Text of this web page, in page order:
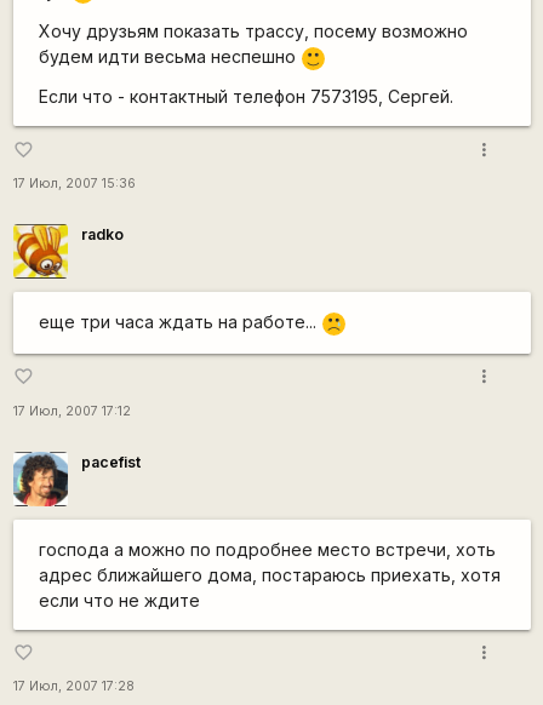
Хочу друзьям показать трассу, посему возможно
будем идти весьма неспешно
:)
Если что - контактный телефон 7573195, Сергей.
favorite_border
17 Июл, 2007 15:36
more_vert
radko
еще три часа ждать на работе... :'(
favorite_border
17 Июл, 2007 17:12
more_vert
pacefist
господа а можно по подробнее место встречи, хоть
адрес ближайшего дома, постараюсь приехать, хотя
если что не ждите
favorite_border
17 Июл, 2007 17:28
more_vert